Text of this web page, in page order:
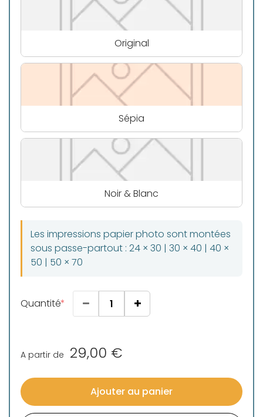
Original
Sépia
Noir & Blanc
Les impressions papier photo sont montées
sous passe-partout : 24 × 30 | 30 × 40 | 40 ×
50 | 50 × 70
Quantité
A partir de 29,00 €
Ajouter au panier